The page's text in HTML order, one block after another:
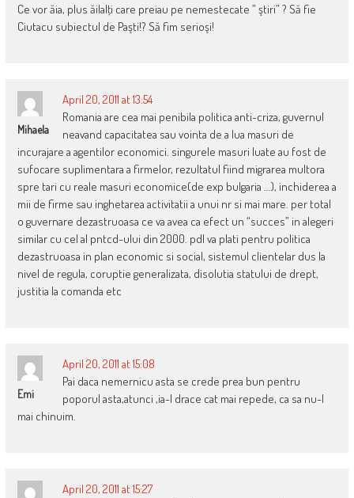
Ce vor ăia, plus ăilalţi care preiau pe nemestecate ” ştiri” ? Să fie
Ciutacu subiectul de Paşti!? Să fim serioşi!
Mihaela
April 20, 2011 at 13:54
Romania are cea mai penibila politica anti-criza, guvernul
neavand capacitatea sau vointa de a lua masuri de
incurajare a agentilor economici. singurele masuri luate au fost de
sufocare suplimentara a firmelor, rezultatul fiind migrarea multora
spre tari cu reale masuri economice(de exp bulgaria …), inchiderea a
mii de firme sau inghetarea activitatii a unui nr si mai mare. per total
o guvernare dezastruoasa ce va avea ca efect un “succes” in alegeri
similar cu cel al pntcd-ului din 2000. pdl va plati pentru politica
dezastruoasa in plan economic si social, sistemul clientelar dus la
nivel de regula, coruptie generalizata, disolutia statului de drept,
justitia la comanda etc
Emi
April 20, 2011 at 15:08
Pai daca nemernicu asta se crede prea bun pentru
poporul asta,atunci ,ia-l drace cat mai repede, ca sa nu-l
mai chinuim.
April 20, 2011 at 15:27